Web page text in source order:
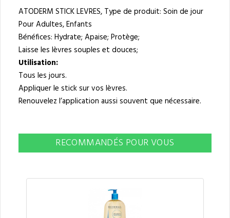
ATODERM STICK LEVRES, Type de produit: Soin de jour
Pour Adultes, Enfants
Bénéfices: Hydrate; Apaise; Protège;
Laisse les lèvres souples et douces;
Utilisation:
Tous les jours.
Appliquer le stick sur vos lèvres.
Renouvelez l’application aussi souvent que nécessaire.
RECOMMANDÉS POUR VOUS